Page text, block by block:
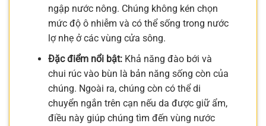
ngập nước nông. Chúng không kén chọn
mức độ ô nhiễm và có thể sống trong nước
lợ nhẹ ở các vùng cửa sông.
Đặc điểm nổi bật:Khả năng đào bới và
chui rúc vào bùn là bản năng sống còn của
chúng. Ngoài ra, chúng còn có thể di
chuyển ngắn trên cạn nếu da được giữ ẩm,
điều này giúp chúng tìm đến vùng nước